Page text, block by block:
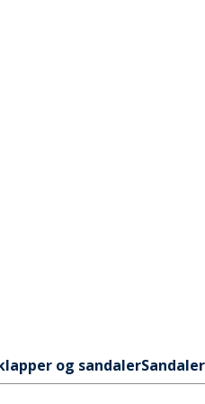
og sandalerSandaler